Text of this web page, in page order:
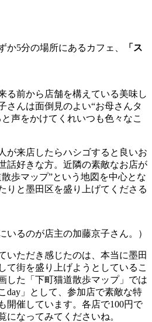
か5分の場所にあるカフェ、
「ス
る前から店舗を構えている美味し
さんは面倒見のよい“お母さんタ
声をかけてくれいつも色々なこ
が来店したらハシゴすると良いお
話好きな方。近隣の素敵なお店が
歩マップ”という地図を中心とな
りと墨田区を盛り上げてくださる
いるのが店主の加藤京子さん。）
いただき感じたのは、本当に墨田
て街を盛り上げようとしているこ
した「下町猫道散歩マップ」では
day」として、参加店で素敵な特
開催しています。各店で100円で
になってみてくださいね。